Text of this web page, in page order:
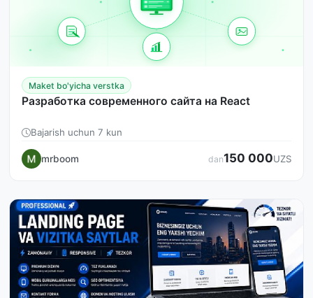
Maket bo'yicha verstka
Разработка современного сайта на React
Bajarish uchun 7 kun
mrboom dan150 000UZS